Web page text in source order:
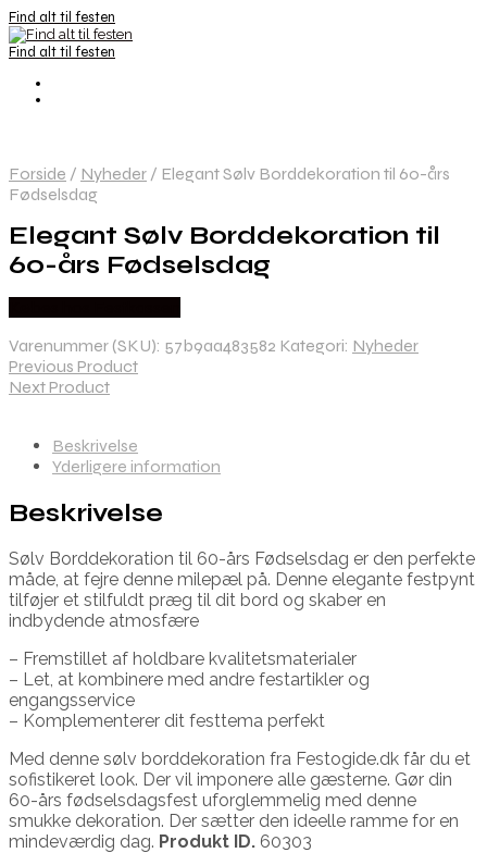
Find alt til festen
Find alt til festen
Forside / Nyheder / Elegant Sølv Borddekoration til 60-års
Fødselsdag
Elegant Sølv Borddekoration til
60-års Fødselsdag
Varenummer (SKU): 57b9aa483582 Kategori: Nyheder
Previous Product
Next Product
Beskrivelse
Yderligere information
Beskrivelse
Sølv Borddekoration til 60-års Fødselsdag er den perfekte
måde, at fejre denne milepæl på. Denne elegante festpynt
tilføjer et stilfuldt præg til dit bord og skaber en
indbydende atmosfære
– Fremstillet af holdbare kvalitetsmaterialer
– Let, at kombinere med andre festartikler og
engangsservice
– Komplementerer dit festtema perfekt
Med denne sølv borddekoration fra Festogide.dk får du et
sofistikeret look. Der vil imponere alle gæsterne. Gør din
60-års fødselsdagsfest uforglemmelig med denne
smukke dekoration. Der sætter den ideelle ramme for en
mindeværdig dag. Produkt ID. 60303